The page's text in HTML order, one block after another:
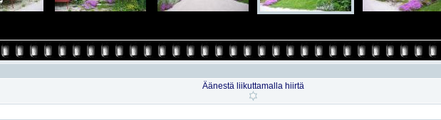
Äänestä liikuttamalla hiirtä